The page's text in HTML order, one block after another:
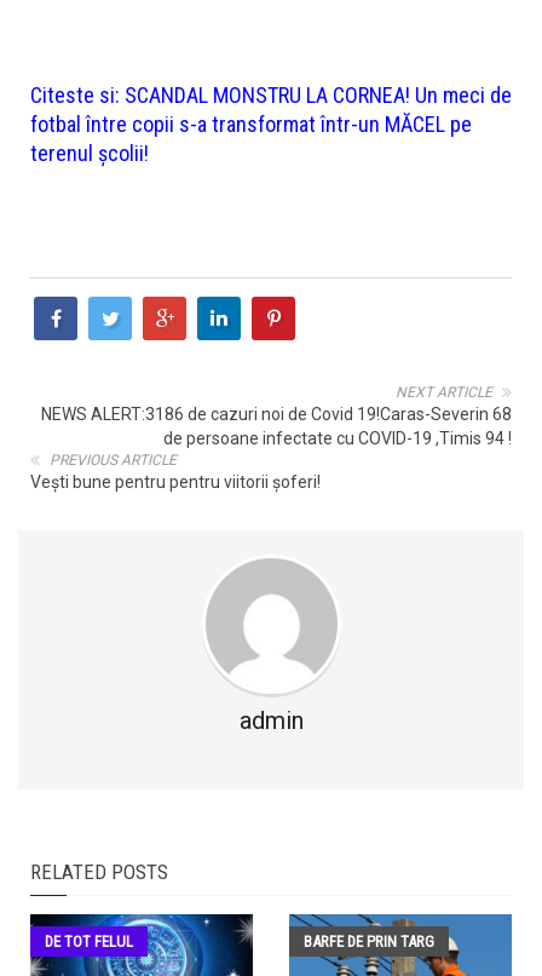
Citeste si: SCANDAL MONSTRU LA CORNEA! Un meci de
fotbal între copii s-a transformat într-un MĂCEL pe
terenul școlii!
NEXT ARTICLE
NEWS ALERT:3186 de cazuri noi de Covid 19!Caras-Severin 68
de persoane infectate cu COVID-19 ,Timis 94 !
PREVIOUS ARTICLE
Vești bune pentru pentru viitorii șoferi!
admin
RELATED POSTS
DE TOT FELUL BARFE DE PRIN TARG